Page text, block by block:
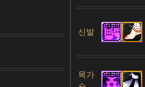
신발
목가